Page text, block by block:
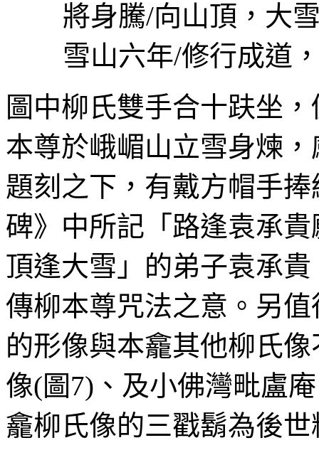
將身騰/向山頂，大
雪山六年/修行成道
圖中柳氏雙手合十趺坐
本尊於峨嵋山立雪身煉
題刻之下，有戴方帽手
碑》中所記「路逢袁承
頂逢大雪」的弟子袁承
傳柳本尊咒法之意。另
的形像與本龕其他柳氏
像(圖7) 、及小佛灣毗盧
龕柳氏像的三戳鬍為後